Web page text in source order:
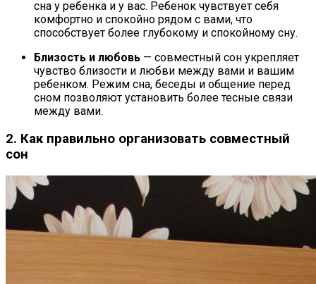
сна у ребенка и у вас. Ребенок чувствует себя
комфортно и спокойно рядом с вами, что
способствует более глубокому и спокойному сну.
Близость и любовь — совместный сон укрепляет
чувство близости и любви между вами и вашим
ребенком. Режим сна, беседы и общение перед
сном позволяют установить более тесные связи
между вами.
2. Как правильно организовать совместный
сон